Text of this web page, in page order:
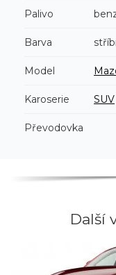
Palivo
Barva
Model
Karoserie SUV
Převodovka
Další